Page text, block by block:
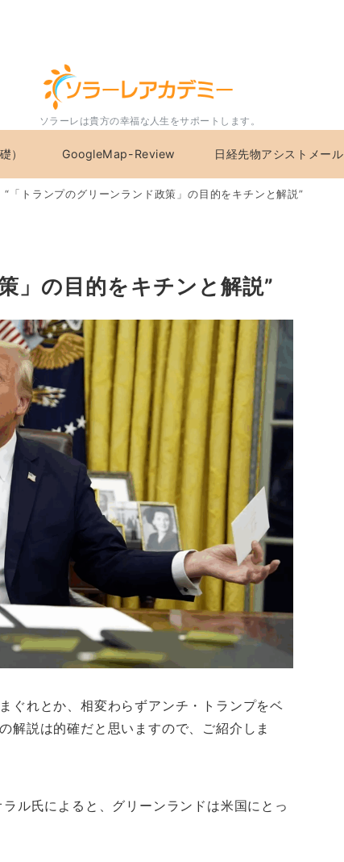
ソラーレは貴方の幸福な人生をサポートします。
） GoogleMap-Review 日経先物アシストメール
“「トランプのグリーンランド政策」の目的をキチンと解説”
」の目的をキチンと解説”
ぐれとか、相変わらずアンチ・トランプをベ
解説は的確だと思いますので、ご紹介しま
ル氏によると、グリーンランドは米国にとっ